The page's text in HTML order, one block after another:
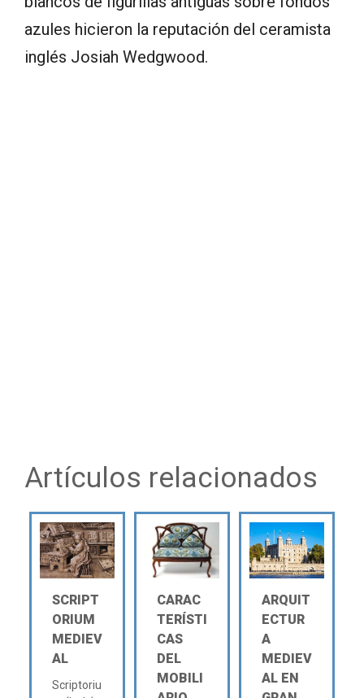
azules hicieron la reputación del ceramista
inglés Josiah Wedgwood.
Artículos relacionados
SCRIPT
ORIUM
MEDIEV
AL
Scriptoriu
CARAC
TERÍSTI
CAS
DEL
MOBILI
ARQUIT
ECTUR
A
MEDIEV
AL EN